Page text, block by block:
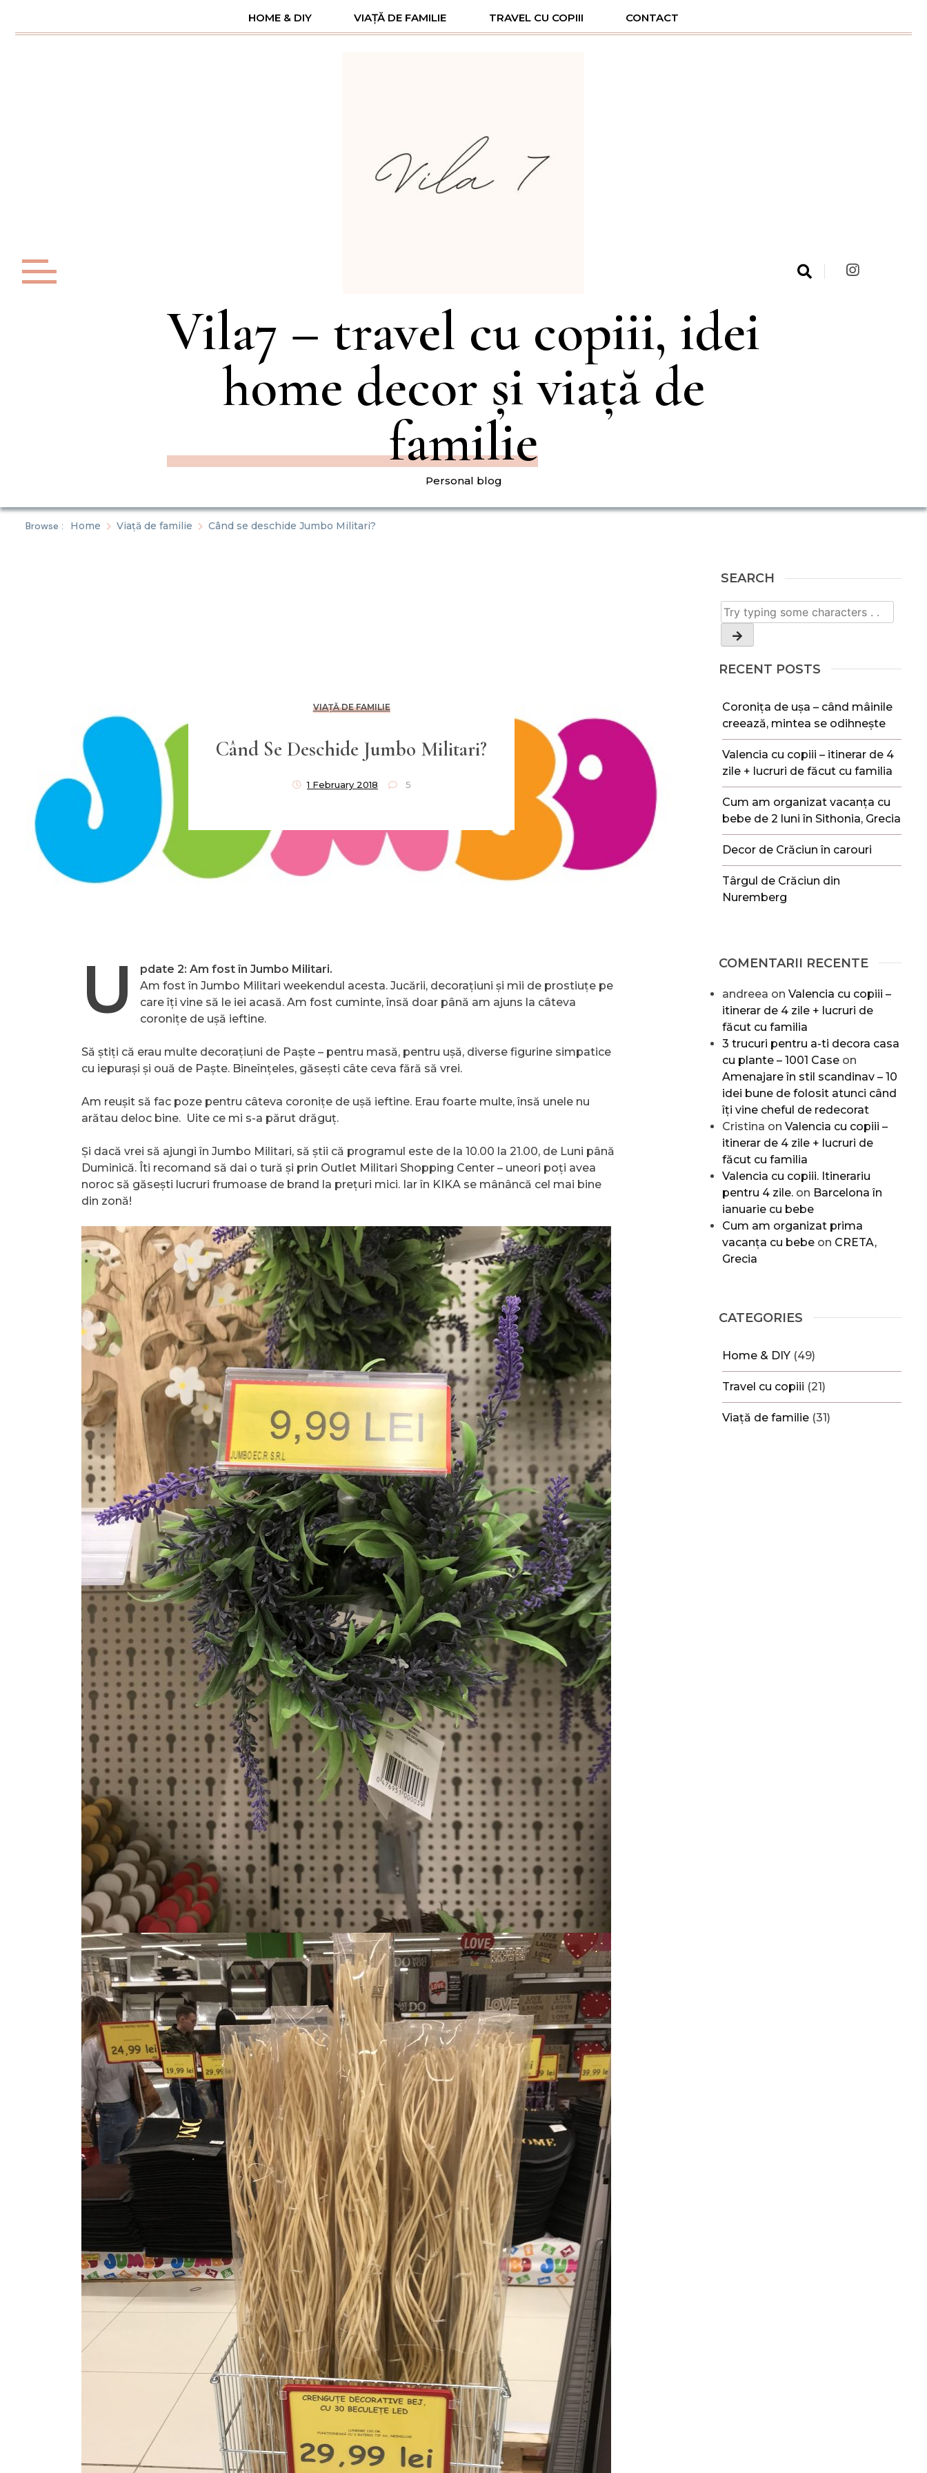
HOME & DIY VIAȚĂ DE FAMILIE TRAVEL CU COPIII CONTACT
Vila7 – travel cu copiii, idei
home decor și viață de
familie
Personal blog
Browse : Home Viață de familie Când se deschide Jumbo Militari?
SEARCH
RECENT POSTS
Coronița de ușa – când mâinile
creează, mintea se odihnește
Valencia cu copiii – itinerar de 4
zile + lucruri de făcut cu familia
Cum am organizat vacanța cu
bebe de 2 luni în Sithonia, Grecia
Decor de Crăciun în carouri
Târgul de Crăciun din
Nuremberg
COMENTARII RECENTE
andreea on Valencia cu copiii –
itinerar de 4 zile + lucruri de
făcut cu familia
3 trucuri pentru a-ti decora casa
cu plante – 1001 Case on
Amenajare în stil scandinav – 10
idei bune de folosit atunci când
îți vine cheful de redecorat
Cristina on Valencia cu copiii –
itinerar de 4 zile + lucruri de
făcut cu familia
Valencia cu copiii. Itinerariu
pentru 4 zile. on Barcelona în
ianuarie cu bebe
Cum am organizat prima
vacanța cu bebe on CRETA,
Grecia
CATEGORIES
Home & DIY (49)
Travel cu copiii (21)
Viață de familie (31)
VIAȚĂ DE FAMILIE
Când Se Deschide Jumbo Militari?
1 February 2018 5
U
pdate 2: Am fost în Jumbo Militari.
Am fost în Jumbo Militari weekendul acesta. Jucării, decorațiuni și mii de prostiuțe pe
care îți vine să le iei acasă. Am fost cuminte, însă doar până am ajuns la câteva
coronițe de ușă ieftine.
Să știți că erau multe decorațiuni de Paște – pentru masă, pentru ușă, diverse figurine simpatice
cu iepurași și ouă de Paște. Bineînțeles, găsești câte ceva fără să vrei.
Am reușit să fac poze pentru câteva coronițe de ușă ieftine. Erau foarte multe, însă unele nu
arătau deloc bine. Uite ce mi s-a părut drăguț.
Și dacă vrei să ajungi în Jumbo Militari, să știi că programul este de la 10.00 la 21.00, de Luni până
Duminică. Îti recomand să dai o tură și prin Outlet Militari Shopping Center – uneori poți avea
noroc să găsești lucruri frumoase de brand la prețuri mici. Iar în KIKA se mânâncă cel mai bine
din zonă!